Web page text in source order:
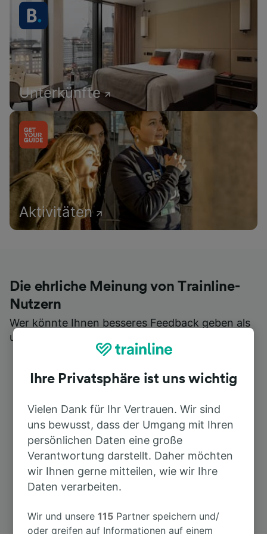
Unterkünfte
Aktivitäten
Die ehrliche Meinung von Trainline-
Nutzern
Wer könnte Ihnen besseres Feedback geben als
unsere Kunden selbst?
Ihre Privatsphäre ist uns wichtig
Vielen Dank für Ihr Vertrauen. Wir sind
uns bewusst, dass der Umgang mit Ihren
persönlichen Daten eine große
Verantwortung darstellt. Daher möchten
wir Ihnen gerne mitteilen, wie wir Ihre
Daten verarbeiten.
Wir und unsere115 Partner speichern und/
oder greifen auf Informationen auf einem